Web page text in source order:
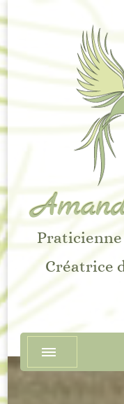
Créatrice